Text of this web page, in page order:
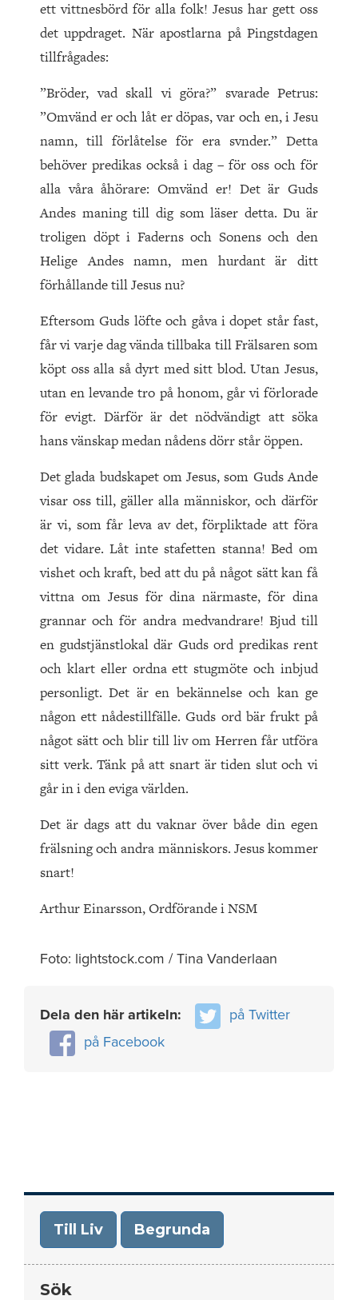
ett vittnesbörd för alla folk! Jesus har gett oss
det uppdraget. När apostlarna på Pingstdagen
tillfrågades:
”Bröder, vad skall vi göra?” svarade Petrus:
”Omvänd er och låt er döpas, var och en, i Jesu
namn, till förlåtelse för era svnder.” Detta
behöver predikas också i dag – för oss och för
alla våra åhörare: Omvänd er! Det är Guds
Andes maning till dig som läser detta. Du är
troligen döpt i Faderns och Sonens och den
Helige Andes namn, men hurdant är ditt
förhållande till Jesus nu?
Eftersom Guds löfte och gåva i dopet står fast,
får vi varje dag vända tillbaka till Frälsaren som
köpt oss alla så dyrt med sitt blod. Utan Jesus,
utan en levande tro på honom, går vi förlorade
för evigt. Därför är det nödvändigt att söka
hans vänskap medan nådens dörr står öppen.
Det glada budskapet om Jesus, som Guds Ande
visar oss till, gäller alla människor, och därför
är vi, som får leva av det, förpliktade att föra
det vidare. Låt inte stafetten stanna! Bed om
vishet och kraft, bed att du på något sätt kan få
vittna om Jesus för dina närmaste, för dina
grannar och för andra medvandrare! Bjud till
en gudstjänstlokal där Guds ord predikas rent
och klart eller ordna ett stugmöte och inbjud
personligt. Det är en bekännelse och kan ge
någon ett nådestillfälle. Guds ord bär frukt på
något sätt och blir till liv om Herren får utföra
sitt verk. Tänk på att snart är tiden slut och vi
går in i den eviga världen.
Det är dags att du vaknar över både din egen
frälsning och andra människors. Jesus kommer
snart!
Arthur Einarsson, Ordförande i NSM
Foto: lightstock.com / Tina Vanderlaan
Dela den här artikeln:
på Twitter
på Facebook
Till Liv Begrunda
Sök